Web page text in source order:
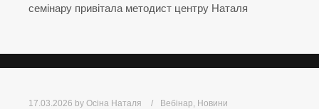
семінару привітала методист центру Наталя
17.03.2026 by Осіна Наталя Вебінар Новини